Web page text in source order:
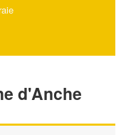
d'Anche